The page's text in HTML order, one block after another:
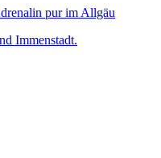
pur im Allgäu
Immenstadt.